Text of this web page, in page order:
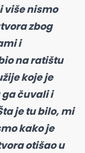
više nismo
zbog
i
na ratištu
koje je
ga čuvali i
je tu bilo, mi
kako je
otišao u